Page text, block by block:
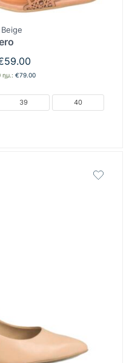
€79.00.
59.00Η
τρέχουσα
€59.00.
ημ.: €79.00
39 40